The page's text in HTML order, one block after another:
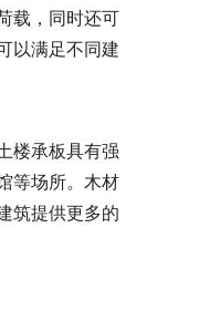
载，同时还可
以满足不同建
楼承板具有强
等场所。木材
筑提供更多的